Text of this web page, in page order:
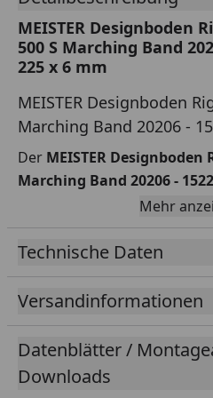
MEISTER Designboden
500 S Marching Band
225 x 6 mm
MEISTER Designboden
Marching Band 20206 -
Der MEISTER Designboden
Marching Band 20206 -
sowohl eine attraktive Optik
Eigenschaften und steigert
jedem Raum. Dank der
Struktur beeindruckt der
ansprechenden hellen
Raumgefühlschaffen.
Seinewasserfeste Rigid-
Mehr
Technische Daten
Versandinformationen
Datenblätter /
Downloads